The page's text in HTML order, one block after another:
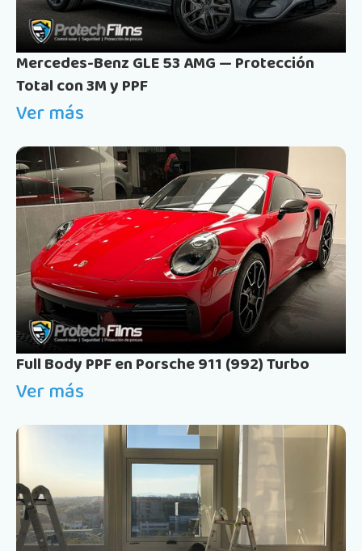
Mercedes-Benz GLE 53 AMG — Protección
Total con 3M y PPF
Ver más
Full Body PPF en Porsche 911 (992) Turbo
Ver más